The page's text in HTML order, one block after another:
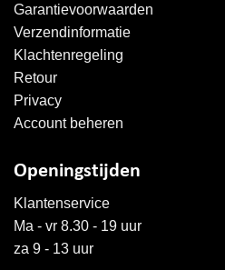
Garantievoorwaarden
Verzendinformatie
Klachtenregeling
Retour
Privacy
Account beheren
Openingstijden
Klantenservice
Ma - vr 8.30 - 19 uur
za 9 - 13 uur